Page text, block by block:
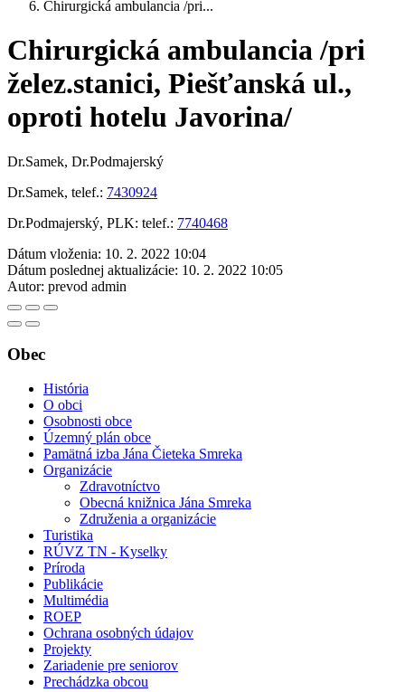
Chirurgická ambulancia /pri...
Chirurgická ambulancia /pri
želez.stanici, Piešťanská ul.,
oproti hotelu Javorina/
Dr.Samek, Dr.Podmajerský
Dr.Samek, telef.: 7430924
Dr.Podmajerský, PLK: telef.: 7740468
Dátum vloženia: 10. 2. 2022 10:04
Dátum poslednej aktualizácie: 10. 2. 2022 10:05
Autor: prevod admin
Obec
História
O obci
Osobnosti obce
Územný plán obce
Pamätná izba Jána Čieteka Smreka
Organizácie
Zdravotníctvo
Obecná knižnica Jána Smreka
Združenia a organizácie
Turistika
RÚVZ TN - Kyselky
Príroda
Publikácie
Multimédia
ROEP
Ochrana osobných údajov
Projekty
Zariadenie pre seniorov
Prechádzka obcou